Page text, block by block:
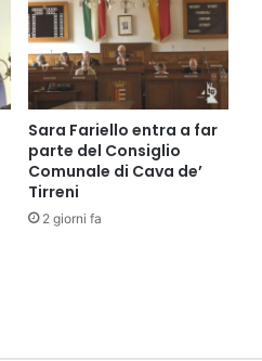
Sara Fariello entra a far
parte del Consiglio
Comunale di Cava de’
Tirreni
2 giorni fa